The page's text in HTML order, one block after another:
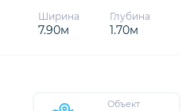
Ширина
7.90м
Глубина
1.70м
Объект